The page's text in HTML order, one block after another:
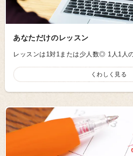
あなただけのレッスン
レッスンは1対1または少人数◎ 1人1人
くわしく見る